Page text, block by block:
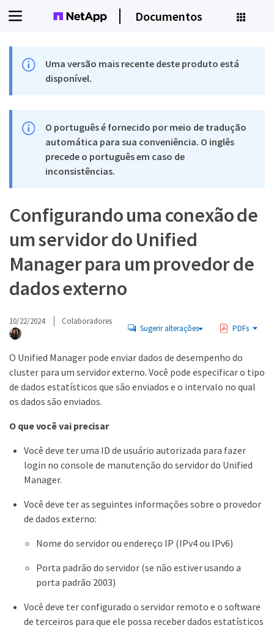
Documentos
Uma versão mais recente deste produto está
disponível.
O português é fornecido por meio de tradução
automática para sua conveniência. O inglês
precede o português em caso de
inconsistências.
Configurando uma conexão de
um servidor do Unified
Manager para um provedor de
dados externo
10/22/2024 Colaboradores
Sugerir alterações PDFs
O Unified Manager pode enviar dados de desempenho do
cluster para um servidor externo. Você pode especificar o tipo
de dados estatísticos que são enviados e o intervalo no qual
os dados são enviados.
O que você vai precisar
Você deve ter uma ID de usuário autorizada para fazer
login no console de manutenção do servidor do Unified
Manager.
Você deve ter as seguintes informações sobre o provedor
de dados externo:
Nome do servidor ou endereço IP (IPv4 ou IPv6)
Porta padrão do servidor (se não estiver usando a
porta padrão 2003)
Você deve ter configurado o servidor remoto e o software
de terceiros para que ele possa receber dados estatísticos